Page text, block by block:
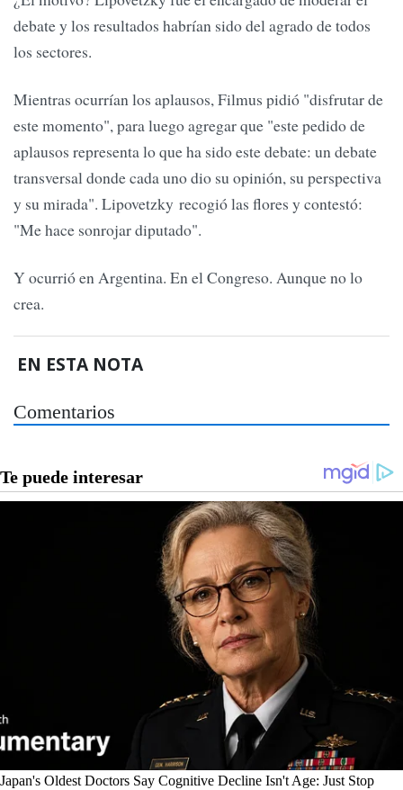
debate y los resultados habrían sido del agrado de todos
los sectores.
Mientras ocurrían los aplausos, Filmus pidió "disfrutar de
este momento", para luego agregar que "este pedido de
aplausos representa lo que ha sido este debate: un debate
transversal donde cada uno dio su opinión, su perspectiva
y su mirada". Lipovetzky recogió las flores y contestó:
"Me hace sonrojar diputado".
Y ocurrió en Argentina. En el Congreso. Aunque no lo
crea.
EN ESTA NOTA
Comentarios